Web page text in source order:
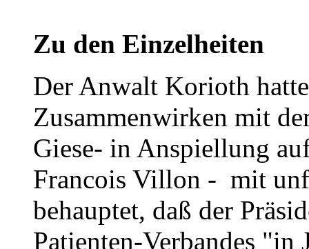
Zu den Einzelheiten
Der Anwalt Korioth
Zusammenwirken mit
Giese- in Anspiellung
Francois Villon - mit
behauptet, daß der
Patienten-Verbandes "in